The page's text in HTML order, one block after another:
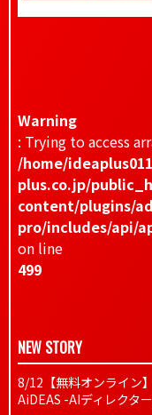
Warning
: Trying to access
/home/
plus.co.jp/
content/plugins/
pro/includes/api/
on line
499
NEW STORY
8/12【無料オンライン
AiDEAS -AIディレクタ